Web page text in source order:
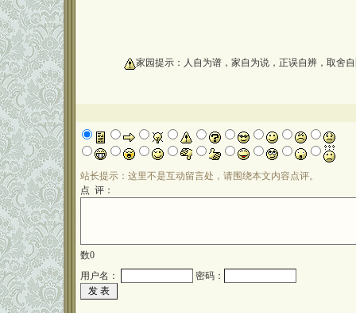
家园提示：人自为谱，家自为说，正误自辨，取舍
站长提示：这里不是互动留言处，请围绕本文内容点评。
点 评：
数0
用户名：
密码：